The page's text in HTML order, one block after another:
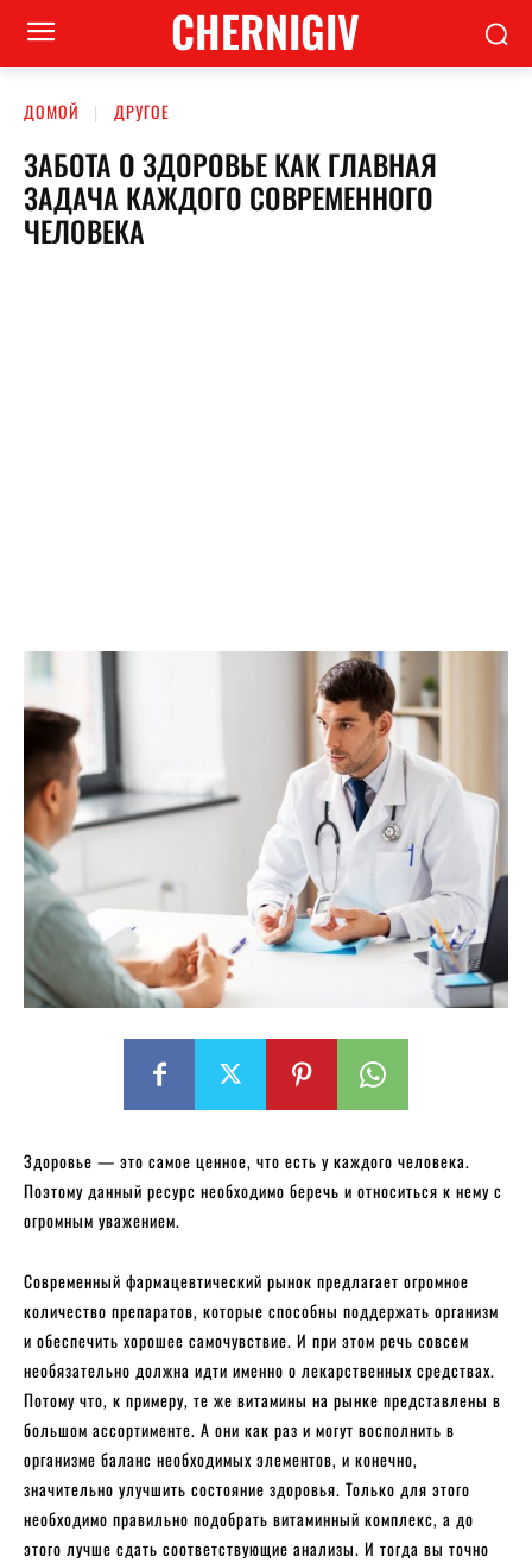
CHERNIGIV
ДОМОЙ ДРУГОЕ
ЗАБОТА О ЗДОРОВЬЕ КАК ГЛАВНАЯ
ЗАДАЧА КАЖДОГО СОВРЕМЕННОГО
ЧЕЛОВЕКА
Здоровье — это самое ценное, что есть у каждого человека.
Поэтому данный ресурс необходимо беречь и относиться к нему с
огромным уважением.
Современный фармацевтический рынок предлагает огромное
количество препаратов, которые способны поддержать организм
и обеспечить хорошее самочувствие. И при этом речь совсем
необязательно должна идти именно о лекарственных средствах.
Потому что, к примеру, те же витамины на рынке представлены в
большом ассортименте. А они как раз и могут восполнить в
организме баланс необходимых элементов, и конечно,
значительно улучшить состояние здоровья. Только для этого
необходимо правильно подобрать витаминный комплекс, а до
этого лучше сдать соответствующие анализы. И тогда вы точно